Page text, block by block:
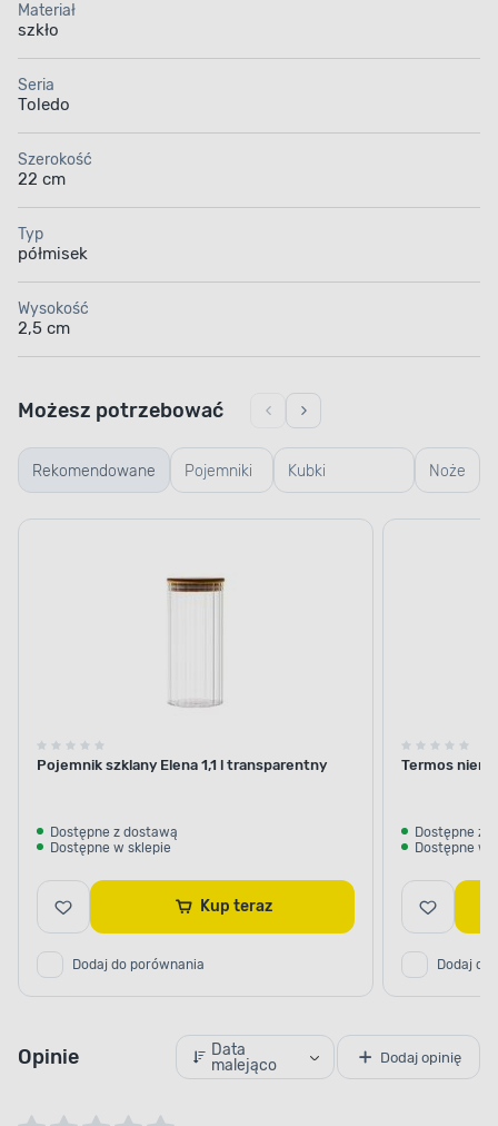
Materiał
szkło
Seria
Toledo
Szerokość
22 cm
Typ
półmisek
Wysokość
2,5 cm
Rekomendowane Pojemniki
szklane
Kubki
termiczne i
Noże
Możesz potrzebować
Pojemnik szklany Elena 1,1 l transparentny
Dostępne z dostawą
Dostępne w sklepie
Kup teraz
Dodaj do porównania
Termos
Dostępne z
Dostępne w
Dodaj do
Opinie
Data
malejąco
Dodaj opinię